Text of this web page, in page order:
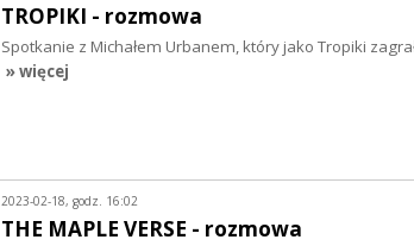
TROPIKI - rozmowa
Spotkanie z Michałem Urbanem, który jako Tropiki
» więcej
2023-02-18, godz. 16:02
THE MAPLE VERSE - rozmowa